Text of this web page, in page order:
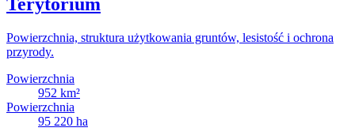
Powierzchnia, struktura użytkowania gruntów, lesistość i ochrona
przyrody.
Powierzchnia
952 km²
Powierzchnia
95 220 ha